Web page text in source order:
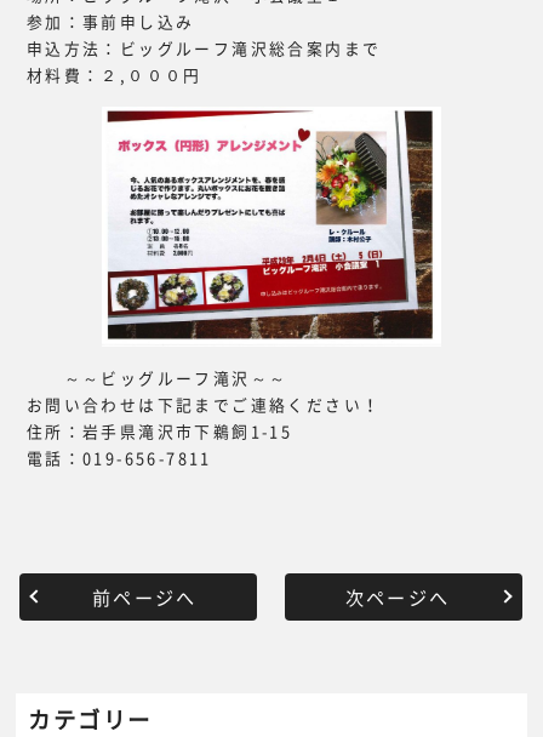
参加：事前申し込み
申込方法：ビッグルーフ滝沢総合案内まで
材料費：２,０００円
～～ビッグルーフ滝沢～～
お問い合わせは下記までご連絡ください！
住所：岩手県滝沢市下鵜飼1-15
電話：019-656-7811
前ページへ 次ページへ
カテゴリー